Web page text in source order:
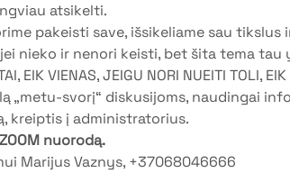
atsikelti.
pakeisti save, išsikeliame sau
jei nieko ir nenori keisti, bet šita tema tau
EIK VIENAS, JEIGU NORI NUEITI TOLI,
„metu-svorį“ diskusijoms, naudingai
kreiptis į administratorius.
nuorodą.
Marijus Vaznys, +37068046666